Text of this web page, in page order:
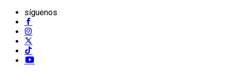
síguenos